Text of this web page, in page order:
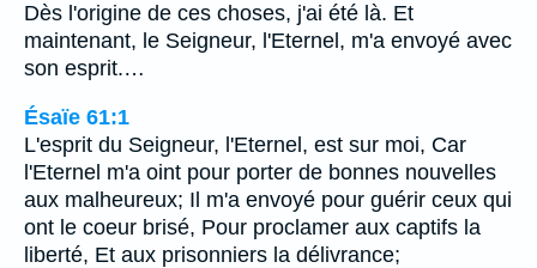
Dès l'origine de ces choses, j'ai été là. Et
maintenant, le Seigneur, l'Eternel, m'a envoyé avec
son esprit.…
Ésaïe 61:1
L'esprit du Seigneur, l'Eternel, est sur moi, Car
l'Eternel m'a oint pour porter de bonnes nouvelles
aux malheureux; Il m'a envoyé pour guérir ceux qui
ont le coeur brisé, Pour proclamer aux captifs la
liberté, Et aux prisonniers la délivrance;